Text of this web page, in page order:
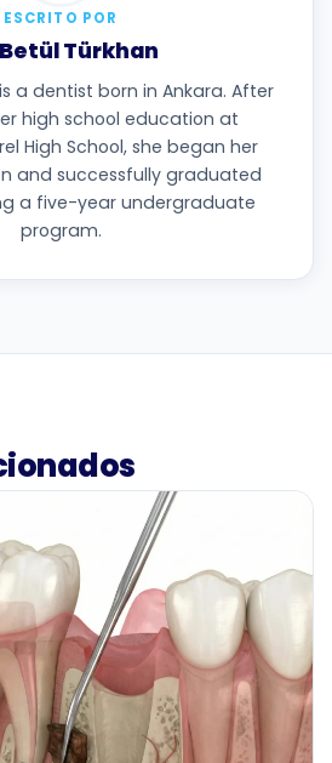
ESCRITO POR
Türkhan
a dentist born in Ankara. After
high school education at
High School, she began her
and successfully graduated
a five-year undergraduate
program.